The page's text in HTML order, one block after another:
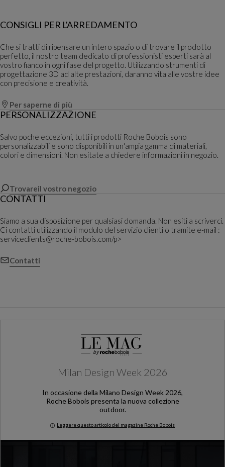
CONSIGLI PER L'ARREDAMENTO
Che si tratti di ripensare un intero spazio o di trovare il prodotto
perfetto, il nostro team dedicato di professionisti esperti sarà al
vostro fianco in ogni fase del progetto. Utilizzando strumenti di
progettazione 3D ad alte prestazioni, daranno vita alle vostre idee
con precisione e creatività.
Per saperne di più
PERSONALIZZAZIONE
Salvo poche eccezioni, tutti i prodotti Roche Bobois sono
personalizzabili e sono disponibili in un'ampia gamma di materiali,
colori e dimensioni. Non esitate a chiedere informazioni in negozio.
Trovareil vostro negozio
CONTATTI
Siamo a sua disposizione per qualsiasi domanda. Non esiti a scriverci.
Ci contatti utilizzando il modulo del servizio clienti o tramite e-mail :
serviceclients@roche-bobois.com/p>
Contatti
Milan Design Week 2026
In occasione della Milano Design Week 2026,
Roche Bobois presenta la nuova collezione
outdoor.
Leggere questo articolo del magazine Roche Bobois
Milan Design Week 2026